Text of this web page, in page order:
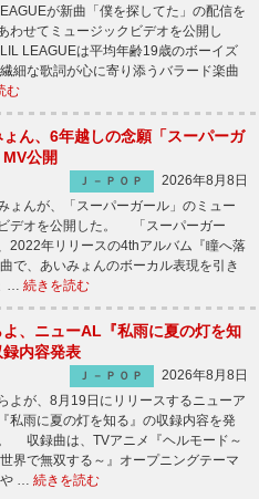
が新曲「僕を探してた」の配信を
わせてミュージックビデオを公開し
LEAGUEは平均年齢19歳のボーイズ
細な歌詞が心に寄り添うバラード楽曲
む
ょん、6年越しの念願「スーパーガ
公開
Ｊ－ＰＯＰ
2026年8月8日
ょんが、「スーパーガール」のミュー
デオを公開した。 「スーパーガー
2022年リリースの4thアルバム『瞳へ落
で、あいみょんのボーカル表現を引き
… 続きを読む
よ、ニューAL『私雨に夏の灯を知
録内容発表
Ｊ－ＰＯＰ
2026年8月8日
よが、8月19日にリリースするニューア
私雨に夏の灯を知る』の収録内容を発
収録曲は、TVアニメ『ヘルモード～
界で無双する～』オープニングテーマ
や … 続きを読む